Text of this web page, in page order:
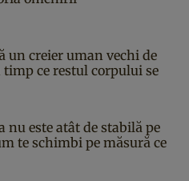
un creier uman vechi de
timp ce restul corpului se
nu este atât de stabilă pe
te schimbi pe măsură ce